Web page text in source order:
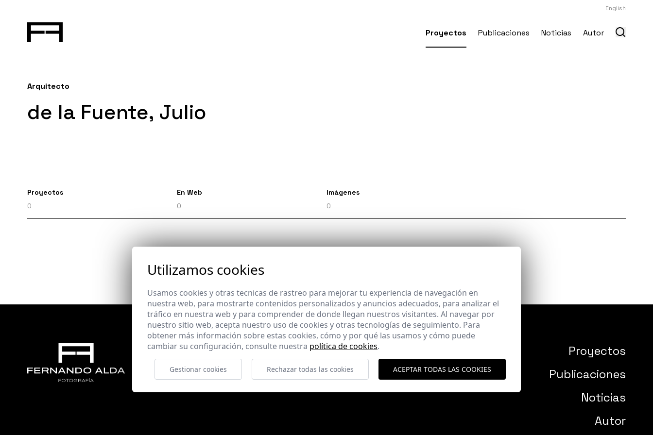
English
Proyectos Publicaciones Noticias Autor
Arquitecto
de la Fuente, Julio
Proyectos
0
En Web
0
Imágenes
0
Proyectos
Publicaciones
Noticias
Autor
Utilizamos cookies
Usamos cookies y otras tecnicas de rastreo para mejorar tu experiencia de navegación en
nuestra web, para mostrarte contenidos personalizados y anuncios adecuados, para analizar el
tráfico en nuestra web y para comprender de donde llegan nuestros visitantes. Al navegar por
nuestro sitio web, acepta nuestro uso de cookies y otras tecnologías de seguimiento. Para
obtener más información sobre estas cookies, cómo y por qué las usamos y cómo puede
cambiar su configuración, consulte nuestra política de cookies.
Gestionar cookies Rechazar todas las cookies ACEPTAR TODAS LAS COOKIES